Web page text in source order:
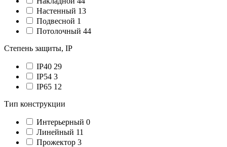
Настенный 13
Подвесной 1
Потолочный 44
Степень защиты, IP
IP40 29
IP54 3
IP65 12
Тип конструкции
Интерьерный 0
Линейный 11
Прожектор 3